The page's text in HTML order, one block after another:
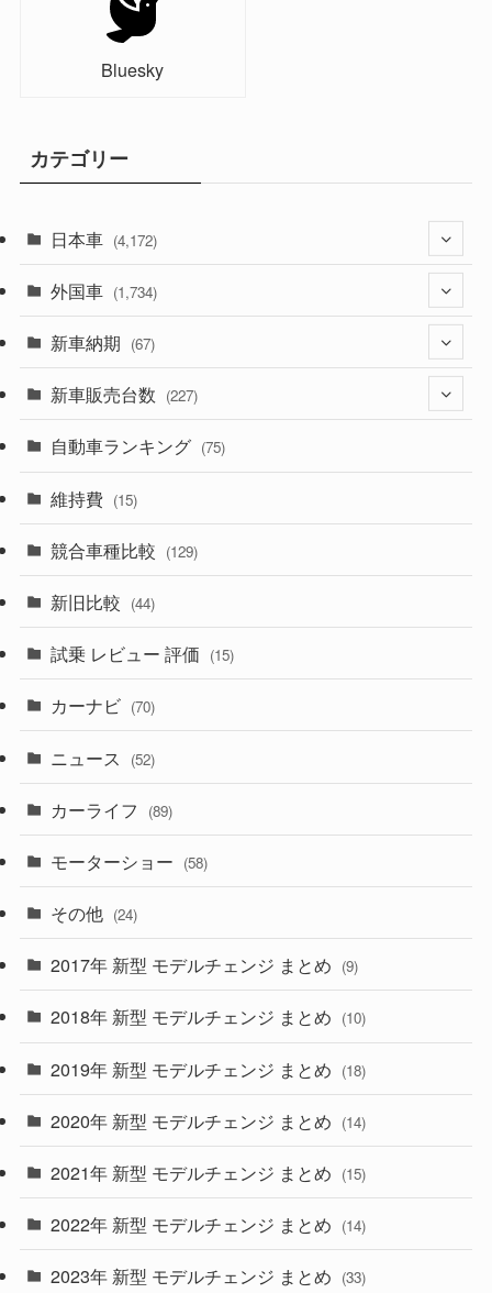
Bluesky
カテゴリー
日本車 (4,172)
(1,321)
(329)
(525)
(357)
(328)
(194)
(230)
(253)
外国車 (1,734)
(242)
(85)
(84)
(14)
(222)
(50)
(43)
(6)
(9)
(30)
(27)
(58)
(28)
(27)
(26)
(10)
(35)
(10)
(9)
(22)
新車納期 (67)
(28)
(8)
(3)
(3)
(5)
(1)
新車販売台数 (227)
(21)
(5)
(7)
(5)
自動車ランキング (75)
維持費 (15)
競合車種比較 (129)
新旧比較 (44)
試乗 レビュー 評価 (15)
カーナビ (70)
ニュース (52)
カーライフ (89)
モーターショー (58)
その他 (24)
2017年 新型 モデルチェンジ まとめ (9)
2018年 新型 モデルチェンジ まとめ (10)
2019年 新型 モデルチェンジ まとめ (18)
2020年 新型 モデルチェンジ まとめ (14)
2021年 新型 モデルチェンジ まとめ (15)
2022年 新型 モデルチェンジ まとめ (14)
2023年 新型 モデルチェンジ まとめ (33)